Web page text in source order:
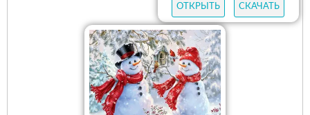
ОТКРЫТЬ СКАЧАТЬ